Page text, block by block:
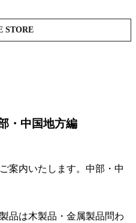
STORE
・中国地方編
案内いたします。中部・中
品は木製品・金属製品問わ